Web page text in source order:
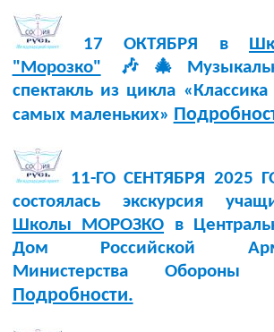
17 ОКТЯБРЯ в
"Морозко"
спектакль из цикла
самых маленьких»
11-ГО СЕНТЯБРЯ 2025
состоялась экскурсия
Школы МОРОЗКО в
Дом Российской
Министерства Обороны
Подробности.